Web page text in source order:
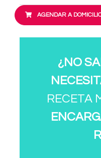
AGENDAR A
¿NO
RECETA